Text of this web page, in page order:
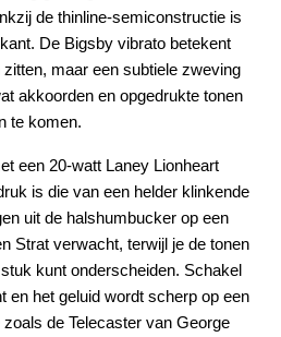
de thinline-semiconstructie is
De Bigsby vibrato betekent
maar een subtiele zweving
akkoorden en opgedrukte tonen
te komen.
een 20-watt Laney Lionheart
is die van een helder klinkende
uit de halshumbucker op een
Strat verwacht, terwijl je de tonen
kunt onderscheiden. Schakel
en het geluid wordt scherp op een
de Telecaster van George